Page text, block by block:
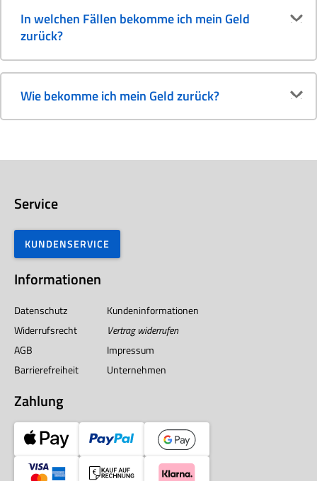
In welchen Fällen bekomme ich mein Geld
zurück?
Wie bekomme ich mein Geld zurück?
Service
KUNDENSERVICE
Informationen
Datenschutz
Kundeninformationen
Widerrufsrecht
Vertrag widerrufen
AGB
Impressum
Barrierefreiheit
Unternehmen
Zahlung